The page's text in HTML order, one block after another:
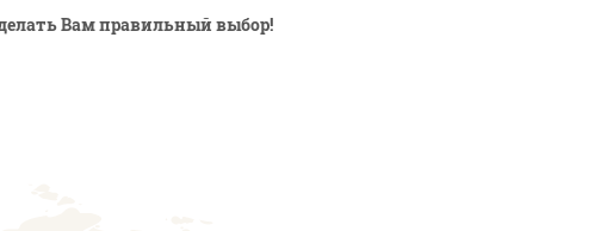
Вам правильный выбор!